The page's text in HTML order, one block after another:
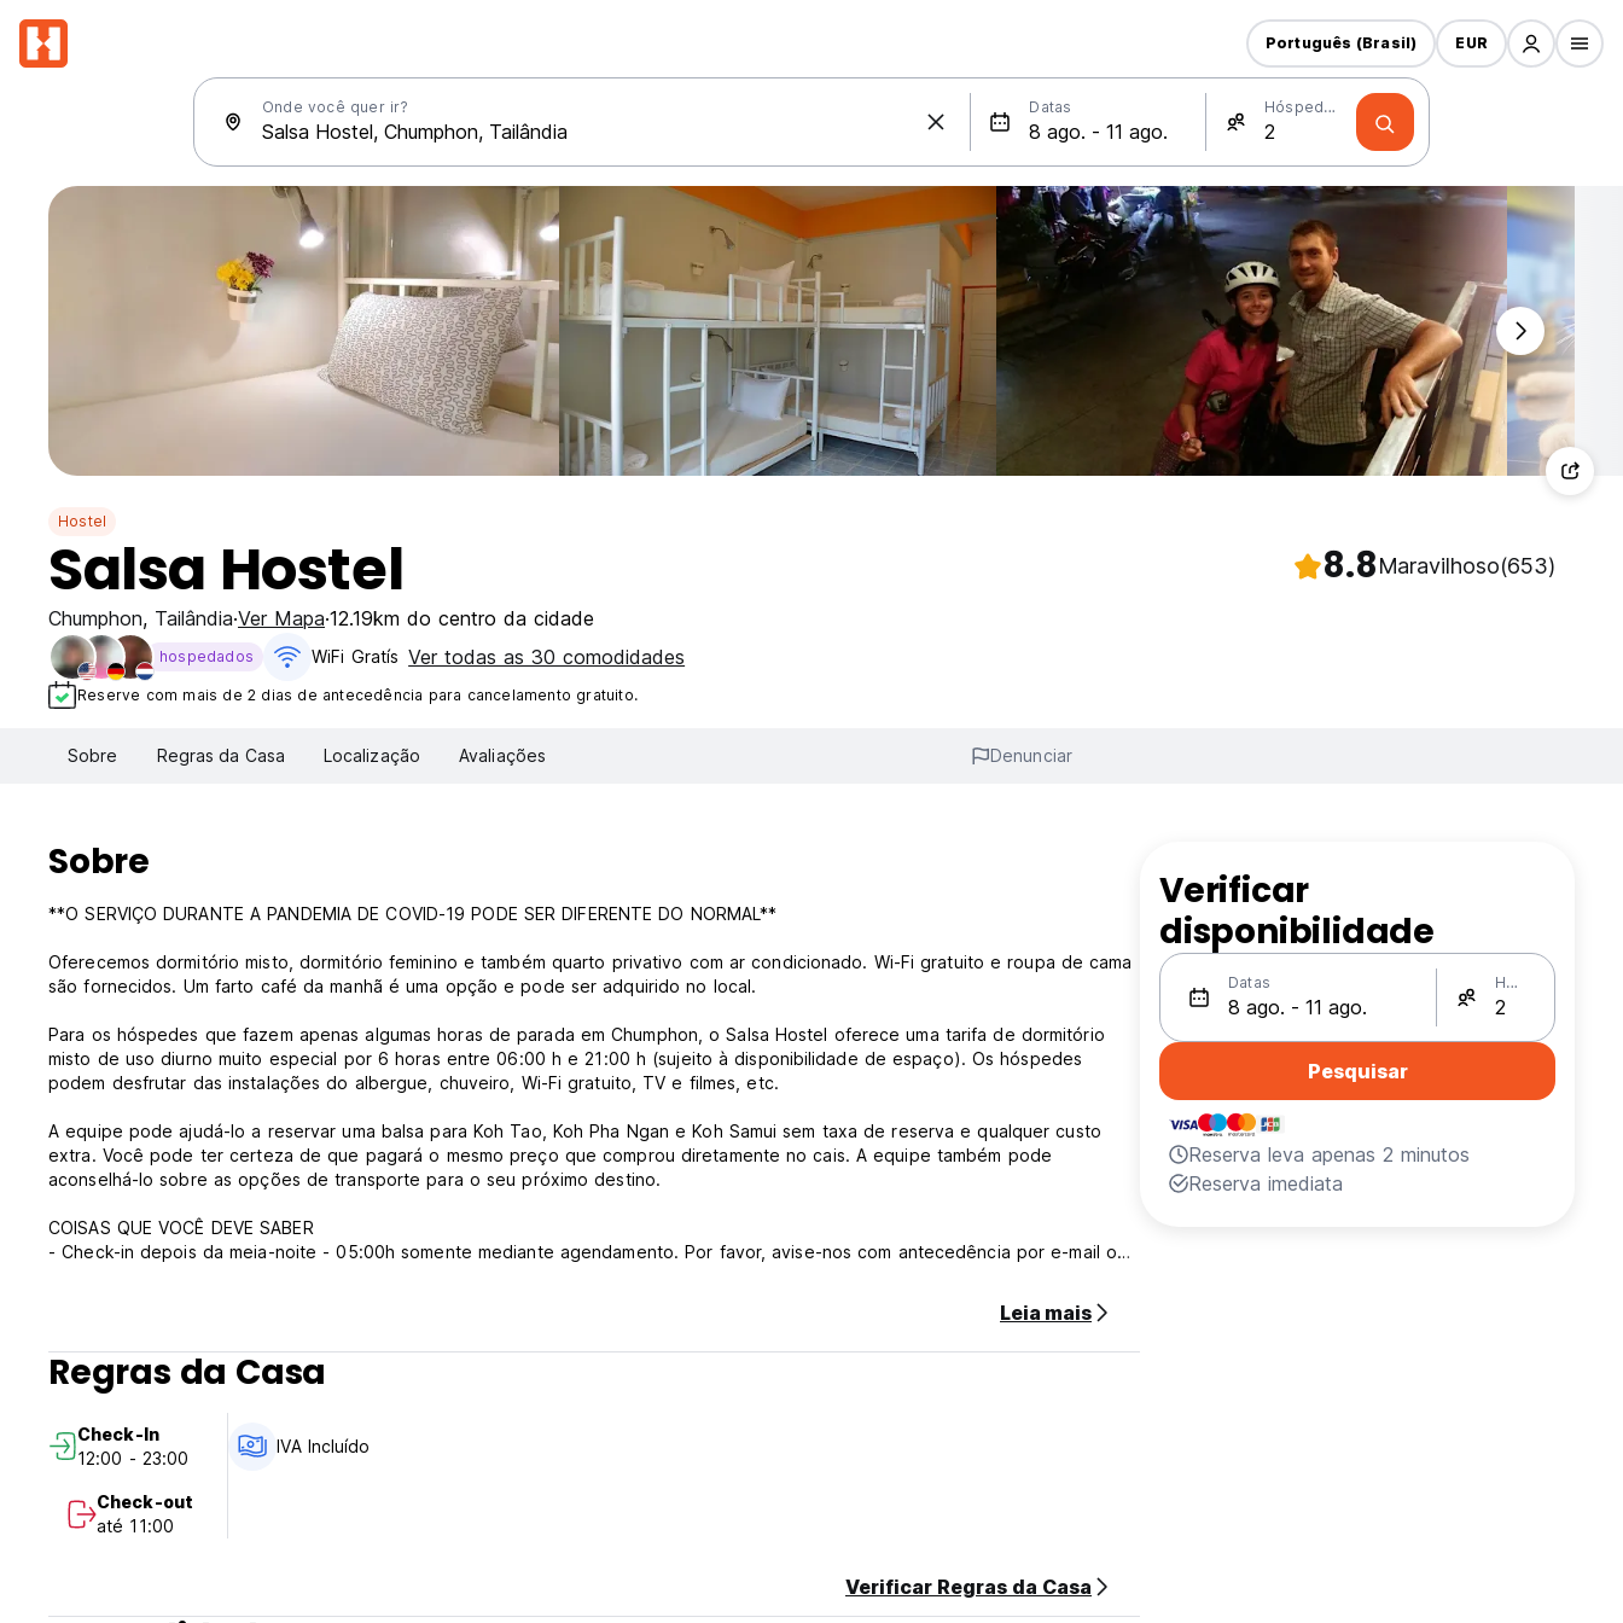
Onde você quer ir? Datas Hóspedes
Português (Brasil) EUR
Hostel
Salsa Hostel 8.8Maravilhoso(653)
Chumphon, Tailândia Ver Mapa 12.19km do centro da cidade
hospedados WiFi Gratís Ver todas as 30 comodidades
Reserve com mais de 2 dias de antecedência para cancelamento gratuito.
Sobre Regras da Casa Localização Avaliações Denunciar
Sobre
**O SERVIÇO DURANTE A PANDEMIA DE COVID-19 PODE SER DIFERENTE DO NORMAL**
Oferecemos dormitório misto, dormitório feminino e também quarto privativo com ar condicionado. Wi-Fi gratuito e roupa de cama
são fornecidos. Um farto café da manhã é uma opção e pode ser adquirido no local.
Para os hóspedes que fazem apenas algumas horas de parada em Chumphon, o Salsa Hostel oferece uma tarifa de dormitório
misto de uso diurno muito especial por 6 horas entre 06:00 h e 21:00 h (sujeito à disponibilidade de espaço). Os hóspedes
podem desfrutar das instalações do albergue, chuveiro, Wi-Fi gratuito, TV e filmes, etc.
A equipe pode ajudá-lo a reservar uma balsa para Koh Tao, Koh Pha Ngan e Koh Samui sem taxa de reserva e qualquer custo
extra. Você pode ter certeza de que pagará o mesmo preço que comprou diretamente no cais. A equipe também pode
aconselhá-lo sobre as opções de transporte para o seu próximo destino.
COISAS QUE VOCÊ DEVE SABER
- Check-in depois da meia-noite - 05:00h somente mediante agendamento. Por favor, avise-nos com antecedência por e-mail ou
- É fornecido um pequeno armário (30 x 45 x 45 cm²). Este tamanho de armário é grande o suficiente para guardar seu laptop,
celular, bolsa, carteira, joias, etc. Por favor, traga seu próprio cadeado ou compre um na recepção.
- Sem bloqueio, sem toque de recolher. Depois das 24h, os hóspedes podem usar a porta dos fundos para acessar o albergue.
- Após as 24:00h (meia-noite), o terraço do último piso estará fechado e abrirá novamente às 06:00h.
- O albergue segue uma política de proibição de calçados. Não são permitidos sapatos sujos em todas as áreas do 2º ao 4º
andar. Em vez disso, o albergue oferece um par de sandálias limpas ou pés de urso.
- Sem vaga de estacionamento. Os hóspedes que viajam com scooters ou carros podem estacioná-los na rua. Mas temos um
espaço seguro para bicicletas.
- O albergue está sob vigilância por vídeo 24 horas.
- Água potável engarrafada GRATUITA diariamente.
Leia mais
Regras da Casa
Check-In
12:00 - 23:00
Check-out
até 11:00
IVA Incluído
Verificar Regras da Casa
Verificar
disponibilidade
Datas Hóspedes
Pesquisar
Reserva leva apenas 2 minutos
Reserva imediata